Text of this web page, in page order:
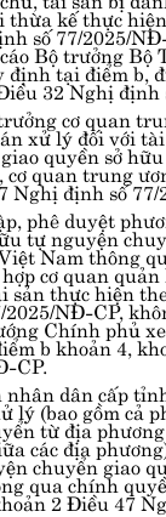
thừa kế thực
số 77/2025/
Bộ trưởng Bộ
định tạiđiểm b,
32 Nghị định
cơ quan
xử lý đối với
quyền sở
cơ quan trung
Nghị định số
phê duyệt
tự nguyện
Nam thông
cơ quan
sản thực hiện
2025/NĐ-CP,
Chính phủ
b khoản 4,
CP.
nhân dân cấp
lý (bao gồm cả
từ địa phương
các địa
chuyển giao
qua chính
2 Điều 47